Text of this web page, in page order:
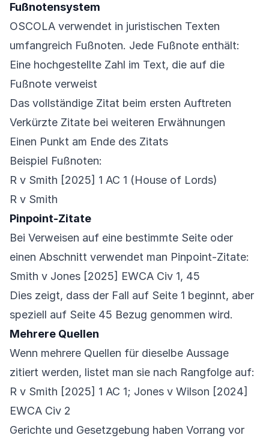
Fußnotensystem
OSCOLA verwendet in juristischen Texten
umfangreich Fußnoten. Jede Fußnote enthält:
Eine hochgestellte Zahl im Text, die auf die
Fußnote verweist
Das vollständige Zitat beim ersten Auftreten
Verkürzte Zitate bei weiteren Erwähnungen
Einen Punkt am Ende des Zitats
Beispiel Fußnoten:
R v Smith [2025] 1 AC 1 (House of Lords)
R v Smith
Pinpoint-Zitate
Bei Verweisen auf eine bestimmte Seite oder
einen Abschnitt verwendet man Pinpoint-Zitate:
Smith v Jones [2025] EWCA Civ 1, 45
Dies zeigt, dass der Fall auf Seite 1 beginnt, aber
speziell auf Seite 45 Bezug genommen wird.
Mehrere Quellen
Wenn mehrere Quellen für dieselbe Aussage
zitiert werden, listet man sie nach Rangfolge auf:
R v Smith [2025] 1 AC 1; Jones v Wilson [2024]
EWCA Civ 2
Gerichte und Gesetzgebung haben Vorrang vor